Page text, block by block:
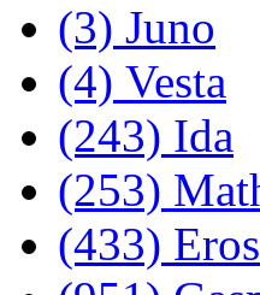
(3) Juno
(4) Vesta
(243) Ida
(253)
(433) Eros